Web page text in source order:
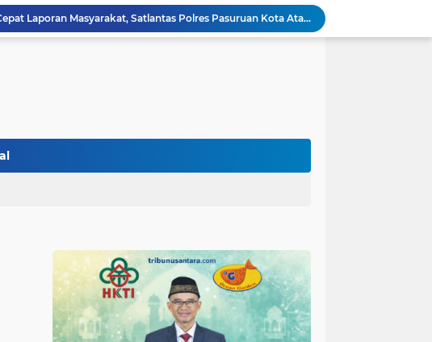
Respons Cepat Laporan Masyarakat, Satlantas Polres Pasuruan Kota Atasi Kemacetan di Exit Tol Sutojayan
Personel Satgas TMMD 129 Kodim 0904/Paser Ciptakan Lingkungan Bersih
Vitalitas Purwakarta H.Abdulazis Atasi Impoten
Kapolres Baru di Polres Yahukimo